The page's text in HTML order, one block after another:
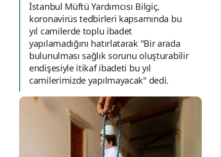
İstanbul Müftü Yardımcısı Bilgiç,
koronavirüs tedbirleri kapsamında bu
yıl camilerde toplu ibadet
yapılamadığını hatırlatarak "Bir arada
bulunulması sağlık sorunu oluşturabilir
endişesiyle itikaf ibadeti bu yıl
camilerimizde yapılmayacak" dedi.